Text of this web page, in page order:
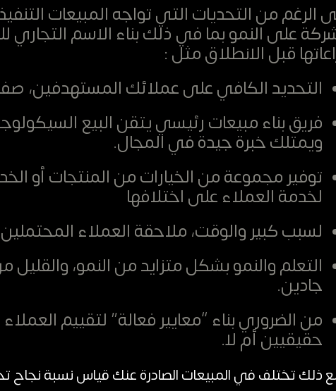
الرغم من التحديات التي تواجه المبيعات
على النمو بما في ذلك بناء الاسم
قبل الانطلاق مثل :
التحديد الكافي على عملائك المستهدفين،
فريق بناء مبيعات رئيسي يتقن البيع
ويمتلك خبرة جيدة في المجال.
توفير مجموعة من الخيارات من المنتجات أو
لخدمة العملاء على اختلافها
لسبب كبير والوقت، ملاحقة العملاء
التعلم والنمو بشكل متزايد من النمو، والقليل
جادين.
من الضروري بناء “معايير فعالة” لتقييم
حقيقيين أم لا.
ذلك تختلف في المبيعات الصادرة عنك قياس نسبة نجاح